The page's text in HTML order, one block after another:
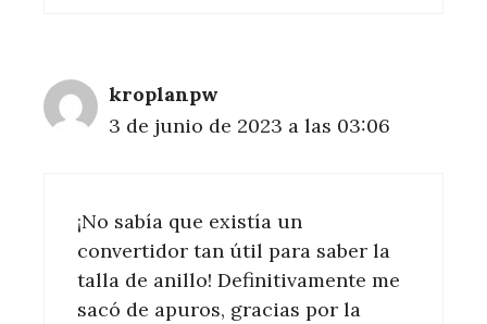
kroplanpw
3 de junio de 2023 a las 03:06
¡No sabía que existía un
convertidor tan útil para saber la
talla de anillo! Definitivamente me
sacó de apuros, gracias por la